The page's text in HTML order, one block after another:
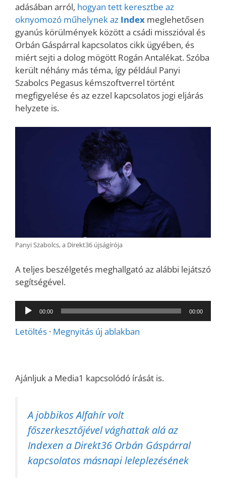
adásában arról, hogyan tett keresztbe az
oknyomozó műhelynek az Index meglehetősen
gyanús körülmények között a csádi misszióval és
Orbán Gáspárral kapcsolatos cikk ügyében, és
miért sejti a dolog mögött Rogán Antalékat. Szóba
került néhány más téma, így például Panyi
Szabolcs Pegasus kémszoftverrel történt
megfigyelése és az ezzel kapcsolatos jogi eljárás
helyzete is.
Panyi Szabolcs, a Direkt36 újságírója
A teljes beszélgetés meghallgató az alábbi lejátszó
segítségével.
Audió
lejátszó
00:00 00:00
Letöltés · Megnyitás új ablakban
Ajánljuk a Media1 kapcsolódó írását is.
A jobbikos Alfahír volt
főszerkesztőjével vághattak alá az
Indexen a Direkt36 Orbán Gáspárral
kapcsolatos másnapi leleplezésének